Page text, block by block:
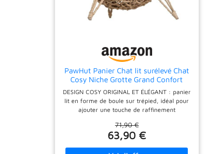
PawHut Panier Chat lit surélevé Chat
Cosy Niche Grotte Grand Confort
dim. Ø 52 x 58H cm Coussin Moelleux
Inclus résine tressée Imitation rotin
Beige
DESIGN COSY ORIGINAL ET ÉLÉGANT : panier
lit en forme de boule sur trépied, idéal pour
ajouter une touche de raffinement
MAXIMAL : grand panier et coussin peluche
courte coton grande douceur fourni
71,90 €
63,90 €